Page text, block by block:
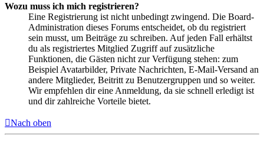
Wozu muss ich mich registrieren?
Eine Registrierung ist nicht unbedingt zwingend. Die Board-
Administration dieses Forums entscheidet, ob du registriert
sein musst, um Beiträge zu schreiben. Auf jeden Fall erhältst
du als registriertes Mitglied Zugriff auf zusätzliche
Funktionen, die Gästen nicht zur Verfügung stehen: zum
Beispiel Avatarbilder, Private Nachrichten, E-Mail-Versand an
andere Mitglieder, Beitritt zu Benutzergruppen und so weiter.
Wir empfehlen dir eine Anmeldung, da sie schnell erledigt ist
und dir zahlreiche Vorteile bietet.
Nach oben